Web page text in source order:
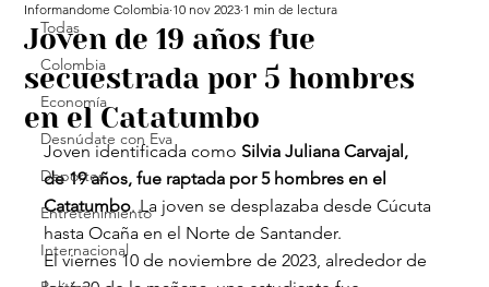
Todas
Colombia
Economía
Desnúdate con Eva
Deportes
Entretenimiento
Internacional
Joven de 19 años fue
secuestrada por 5 hombres
en el Catatumbo
Informandome Colombia 10 nov 2023 1 min de lectura
Joven identificada como Silvia Juliana Carvajal,
de 19 años, fue raptada por 5 hombres en el
Catatumbo. La joven se desplazaba desde Cúcuta
hasta Ocaña en el Norte de Santander.
El viernes 10 de noviembre de 2023, alrededor de